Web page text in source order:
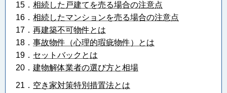
15． 相続した戸建てを売る場合の注意点
16． 相続したマンションを売る場合の注意点
17． 再建築不可物件とは
18． 事故物件（心理的瑕疵物件）とは
19． セットバックとは
20． 建物解体業者の選び方と相場
21． 空き家対策特別措置法とは